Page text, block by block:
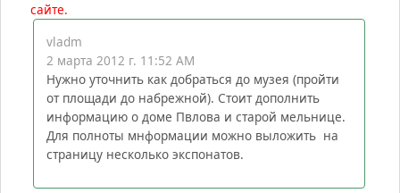
сайте.
vladm
2 марта 2012 г. 11:52 AM
Нужно уточнить как добраться до музея (пройти
от площади до набрежной). Стоит дополнить
информацию о доме Пвлова и старой мельнице.
Для полноты мнформации можно выложить на
страницу несколько экспонатов.